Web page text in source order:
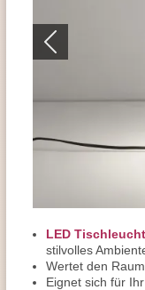
LED
stilvolles
Wertet den
Eignet sich für Ihr